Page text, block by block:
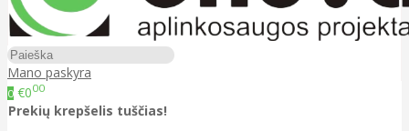
Mano paskyra
0 €000
Prekių krepšelis tuščias!